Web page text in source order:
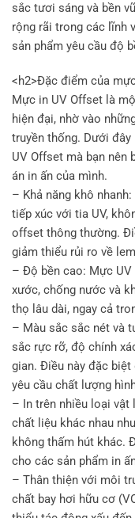
sắc tươi sáng và bền
rộng rãi trong các lĩnh
sản phẩm yêu cầu độ
<h2>Đặc điểm của
Mực in UV Offset là
hiện đại, nhờ vào
truyền thống. Dưới
UV Offset mà bạn nên
án in ấn của mình.
– Khả năng khô
tiếp xúc với tia UV,
offset thông thường.
giảm thiểu rủi ro về
– Độ bền cao: Mực
xước, chống nước và
thọ lâu dài, ngay cả
– Màu sắc sắc nét và
sắc rực rỡ, độ chính
gian. Điều này đặc
yêu cầu chất lượng
– In trên nhiều loại vật
chất liệu khác nhau
không thấm hút khác.
cho các sản phẩm in
– Thân thiện với môi
chất bay hơi hữu cơ